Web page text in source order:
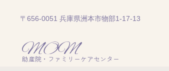
〒656-0051 兵庫県洲本市物部1-17-13
助産院・ファミリーケアセンター